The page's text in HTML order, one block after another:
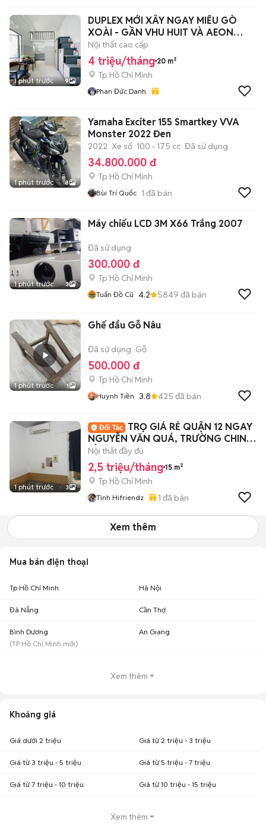
1 phút trước 9
DUPLEX MỚI XÂY NGAY MIẾU GÒ
XOÀI - GẦN VHU HUIT VÀ AEON
MALL
Nội thất cao cấp
4 triệu/tháng 20 m²
Tp Hồ Chí Minh
Phan Đức Danh
1 phút trước 8
Yamaha Exciter 155 Smartkey VVA
Monster 2022 Đen
2022 Xe số 100 - 175 cc Đã sử dụng
34.800.000 đ
Tp Hồ Chí Minh
Bùi Trí Quốc 1 đã bán
1 phút trước 3
Máy chiếu LCD 3M X66 Trắng 2007
Đã sử dụng
300.000 đ
Tp Hồ Chí Minh
Tuấn Đồ Cũ 4.2 5849 đã bán
1 phút trước 1
Ghế đẩu Gỗ Nâu
Đã sử dụng Gỗ
500.000 đ
Tp Hồ Chí Minh
Huynh Tiền 3.8 425 đã bán
1 phút trước 3
TRỌ GIÁ RẺ QUẬN 12 NGAY
NGUYỄN VĂN QUÁ, TRƯỜNG CHINH,
CẦU THAM LƯƠNG
Nội thất đầy đủ
2,5 triệu/tháng 15 m²
Tp Hồ Chí Minh
Tình Hifriendz 1 đã bán
Xem thêm
Mua bán điện thoại
Tp Hồ Chí Minh Hà Nội
Đà Nẵng Cần Thơ
Bình Dương
(TP Hồ Chí Minh mới)
An Giang
Xem thêm
Khoảng giá
Giá dưới 2 triệu Giá từ 2 triệu - 3 triệu
Giá từ 3 triệu - 5 triệu Giá từ 5 triệu - 7 triệu
Giá từ 7 triệu - 10 triệu Giá từ 10 triệu - 15 triệu
Xem thêm